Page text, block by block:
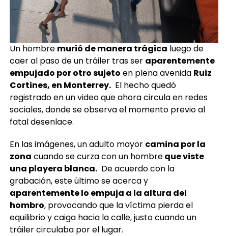
Un hombre murió de manera trágica luego de
caer al paso de un tráiler tras ser aparentemente
empujado por otro sujeto en plena avenida Ruiz
Cortines, en Monterrey.El hecho quedó
registrado en un video que ahora circula en redes
sociales, donde se observa el momento previo al
fatal desenlace.
En las imágenes, un adulto mayor camina por la
zona cuando se curza con un hombreque viste
una playera blanca.De acuerdo con la
grabación, este último se acerca y
aparentemente lo empuja a la altura del
hombro, provocando que la víctima pierda el
equilibrio y caiga hacia la calle, justo cuando un
tráiler circulaba por el lugar.